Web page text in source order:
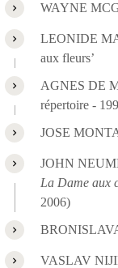
WAYNE
LEONIDE
aux fleurs’
AGNES DE
répertoire -
JOSE
JOHN
La Dame aux
2006)
VASLAV